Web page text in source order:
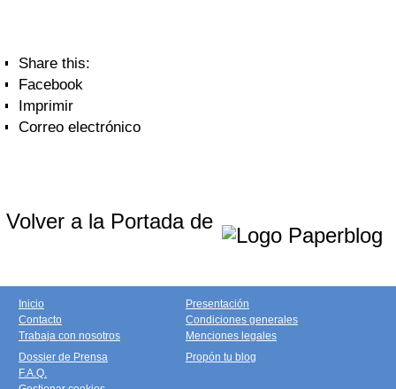
Share this:
Facebook
Imprimir
Correo electrónico
Volver a la Portada de
Inicio
Contacto
Trabaja con nosotros
Presentación
Condiciones generales
Menciones legales
Dossier de Prensa
F.A.Q.
Propón tu blog